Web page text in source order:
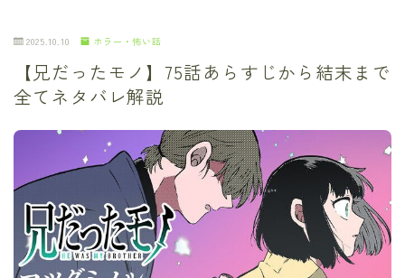
2025.10.10 ホラー・怖い話
【兄だったモノ】75話あらすじから結末まで
全てネタバレ解説